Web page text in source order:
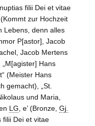
filii Dei et vitae
zur Hochzeit
Lebens, denn alles
P[astor], Jacob
Jacob Mertens
Hans
(Meister Hans
gemacht), „St.
und Maria,
LG, e’ (Bronze, Gj.
filii Dei et vitae